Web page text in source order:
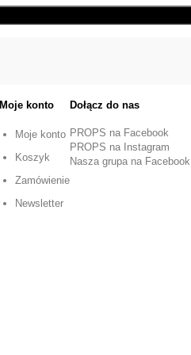
Moje konto
Moje konto
Koszyk
Zamówienie
Newsletter
Dołącz do nas
PROPS na Facebook
PROPS na Instagram
Nasza grupa na Facebook